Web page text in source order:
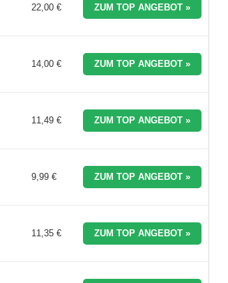
22,00 € ZUM TOP ANGEBOT »
14,00 € ZUM TOP ANGEBOT »
11,49 € ZUM TOP ANGEBOT »
9,99 € ZUM TOP ANGEBOT »
11,35 € ZUM TOP ANGEBOT »